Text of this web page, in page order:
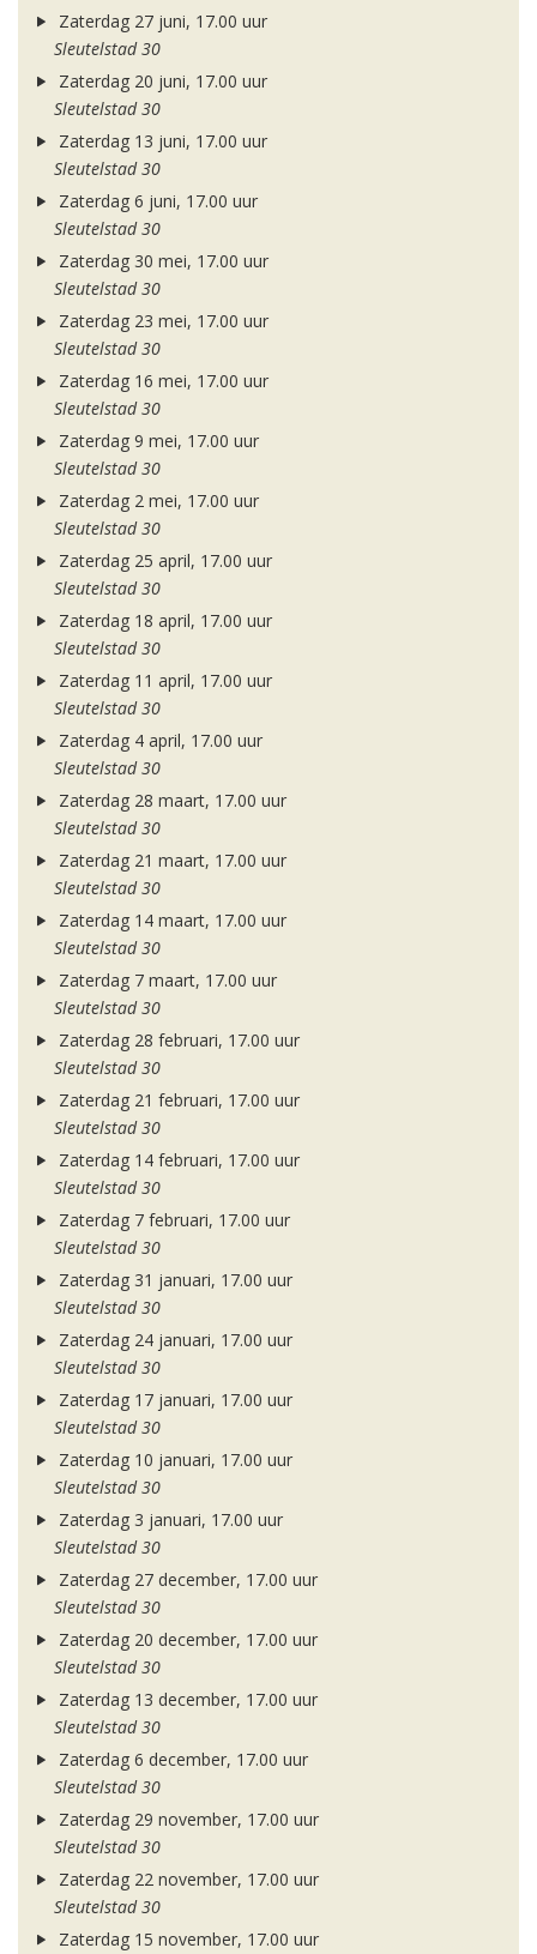
Zaterdag 27 juni, 17.00 uur
Sleutelstad 30
Zaterdag 20 juni, 17.00 uur
Sleutelstad 30
Zaterdag 13 juni, 17.00 uur
Sleutelstad 30
Zaterdag 6 juni, 17.00 uur
Sleutelstad 30
Zaterdag 30 mei, 17.00 uur
Sleutelstad 30
Zaterdag 23 mei, 17.00 uur
Sleutelstad 30
Zaterdag 16 mei, 17.00 uur
Sleutelstad 30
Zaterdag 9 mei, 17.00 uur
Sleutelstad 30
Zaterdag 2 mei, 17.00 uur
Sleutelstad 30
Zaterdag 25 april, 17.00 uur
Sleutelstad 30
Zaterdag 18 april, 17.00 uur
Sleutelstad 30
Zaterdag 11 april, 17.00 uur
Sleutelstad 30
Zaterdag 4 april, 17.00 uur
Sleutelstad 30
Zaterdag 28 maart, 17.00 uur
Sleutelstad 30
Zaterdag 21 maart, 17.00 uur
Sleutelstad 30
Zaterdag 14 maart, 17.00 uur
Sleutelstad 30
Zaterdag 7 maart, 17.00 uur
Sleutelstad 30
Zaterdag 28 februari, 17.00 uur
Sleutelstad 30
Zaterdag 21 februari, 17.00 uur
Sleutelstad 30
Zaterdag 14 februari, 17.00 uur
Sleutelstad 30
Zaterdag 7 februari, 17.00 uur
Sleutelstad 30
Zaterdag 31 januari, 17.00 uur
Sleutelstad 30
Zaterdag 24 januari, 17.00 uur
Sleutelstad 30
Zaterdag 17 januari, 17.00 uur
Sleutelstad 30
Zaterdag 10 januari, 17.00 uur
Sleutelstad 30
Zaterdag 3 januari, 17.00 uur
Sleutelstad 30
Zaterdag 27 december, 17.00 uur
Sleutelstad 30
Zaterdag 20 december, 17.00 uur
Sleutelstad 30
Zaterdag 13 december, 17.00 uur
Sleutelstad 30
Zaterdag 6 december, 17.00 uur
Sleutelstad 30
Zaterdag 29 november, 17.00 uur
Sleutelstad 30
Zaterdag 22 november, 17.00 uur
Sleutelstad 30
Zaterdag 15 november, 17.00 uur